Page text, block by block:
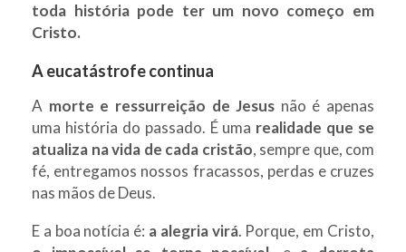
toda história pode ter um novo começo em
Cristo.
A eucatástrofe continua
A morte e ressurreição de Jesus não é apenas
uma história do passado. É uma realidade que se
atualiza na vida de cada cristão, sempre que, com
fé, entregamos nossos fracassos, perdas e cruzes
nas mãos de Deus.
E a boa notícia é: a alegria virá. Porque, em Cristo,